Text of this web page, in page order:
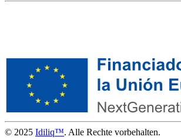
© 2025 Idiliq™. Alle Rechte vorbehalten.